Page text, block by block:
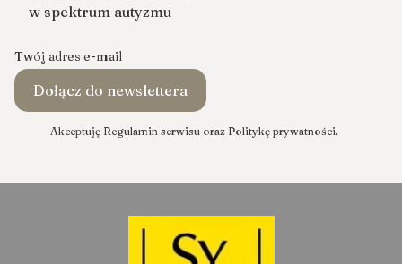
w spektrum autyzmu
Twój adres e-mail
Dołącz do newslettera
Akceptuję Regulamin serwisu oraz Politykę prywatności.